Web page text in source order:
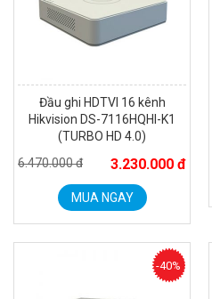
Đầu ghi HDTVI 16 kênh
Hikvision DS-7116HQHI-K1
(TURBO HD 4.0)
6.470.000 đ
3.230.000 đ
MUA NGAY
-40%